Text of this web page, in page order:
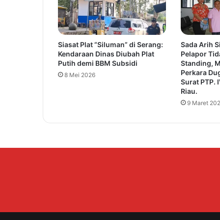
s
a
R
e
s
m
i
K
n
m
Siasat Plat “Siluman” di Serang:
Kendaraan Dinas Diubah Plat
Putih demi BBM Subsidi
8 Mei 2026
Sada Arih
Pelapor
Standing,
Perkara
Surat PTP.
Riau.
9 Maret